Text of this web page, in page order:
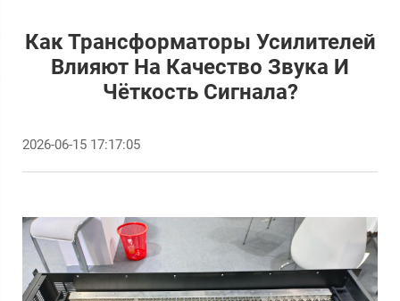
Как Трансформаторы Усилителей
Влияют На Качество Звука И
Чёткость Сигнала?
2026-06-15 17:17:05